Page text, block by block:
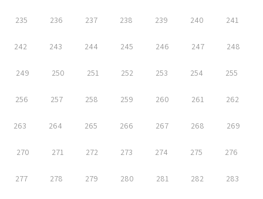
235 236 237 238 239 240 241
242 243 244 245 246 247 248
249 250 251 252 253 254 255
256 257 258 259 260 261 262
263 264 265 266 267 268 269
270 271 272 273 274 275 276
277 278 279 280 281 282 283